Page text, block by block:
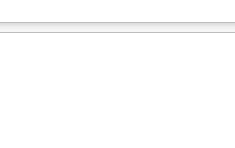
jakość obsługi.